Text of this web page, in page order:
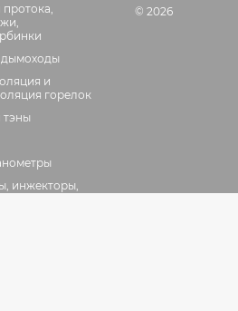
и
горелок
инжекторы,
© 2026